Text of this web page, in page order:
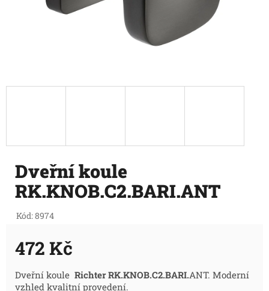
Dveřní koule
RK.KNOB.C2.BARI.ANT
Kód:8974
472 Kč
Měrná
Dveřní koule Richter RK.KNOB.C2.BARI.ANT. Moderní
vzhled kvalitní provedení.